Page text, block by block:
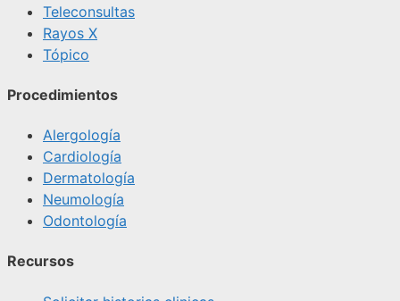
Teleconsultas
Rayos X
Tópico
Procedimientos
Alergología
Cardiología
Dermatología
Neumología
Odontología
Recursos